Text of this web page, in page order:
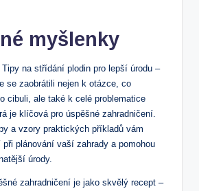
myšlenky
na střídání plodin pro lepší úrodu –
se zaobrátili nejen k otázce, co
cibuli, ale také k celé problematice
je klíčová pro úspěšné zahradničení.
a vzory praktických příkladů vám
plánování vaší zahrady a pomohou
úrody.
zahradničení je jako skvělý recept –